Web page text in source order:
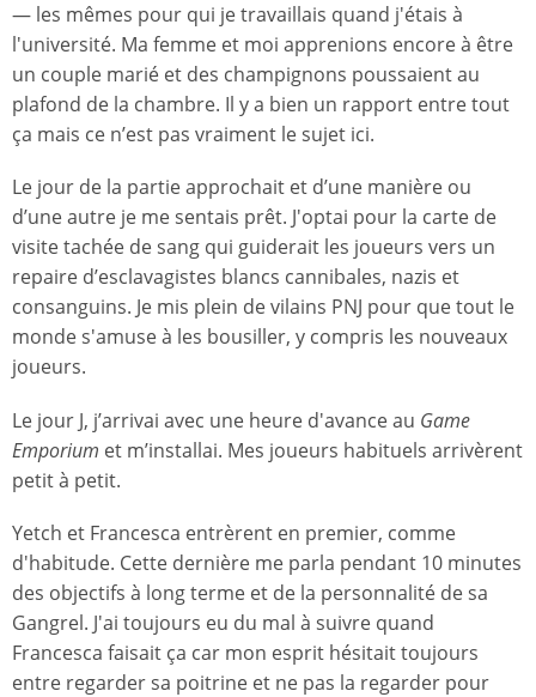
— les mêmes pour qui je travaillais quand j'étais à
l'université. Ma femme et moi apprenions encore à être
un couple marié et des champignons poussaient au
plafond de la chambre. Il y a bien un rapport entre tout
ça mais ce n’est pas vraiment le sujet ici.
Le jour de la partie approchait et d’une manière ou
d’une autre je me sentais prêt. J'optai pour la carte de
visite tachée de sang qui guiderait les joueurs vers un
repaire d’esclavagistes blancs cannibales, nazis et
consanguins. Je mis plein de vilains PNJ pour que tout le
monde s'amuse à les bousiller, y compris les nouveaux
joueurs.
Le jour J, j’arrivai avec une heure d'avance au Game
Emporium et m’installai. Mes joueurs habituels arrivèrent
petit à petit.
Yetch et Francesca entrèrent en premier, comme
d'habitude. Cette dernière me parla pendant 10 minutes
des objectifs à long terme et de la personnalité de sa
Gangrel. J'ai toujours eu du mal à suivre quand
Francesca faisait ça car mon esprit hésitait toujours
entre regarder sa poitrine et ne pas la regarder pour